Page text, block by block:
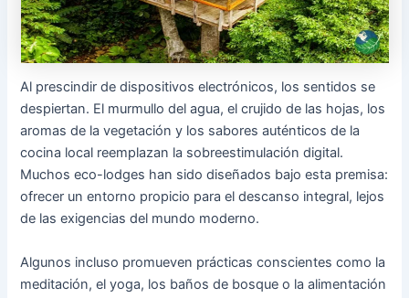
Al prescindir de dispositivos electrónicos, los sentidos se
despiertan. El murmullo del agua, el crujido de las hojas, los
aromas de la vegetación y los sabores auténticos de la
cocina local reemplazan la sobreestimulación digital.
Muchos eco-lodges han sido diseñados bajo esta premisa:
ofrecer un entorno propicio para el descanso integral, lejos
de las exigencias del mundo moderno.
Algunos incluso promueven prácticas conscientes como la
meditación, el yoga, los baños de bosque o la alimentación